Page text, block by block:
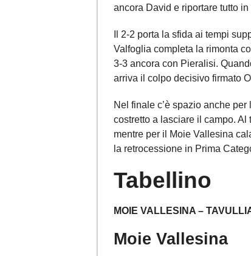
ancora David e riportare tutto
Il 2-2 porta la sfida ai tempi
Valfoglia completa la rimonta
3-3 ancora con Pieralisi.
arriva il colpo decisivo firmato
Nel finale c’è spazio anche
costretto a lasciare il campo.
mentre per il Moie Vallesina
la retrocessione in Prima
Tabellino
MOIE VALLESINA –
Moie Vallesina